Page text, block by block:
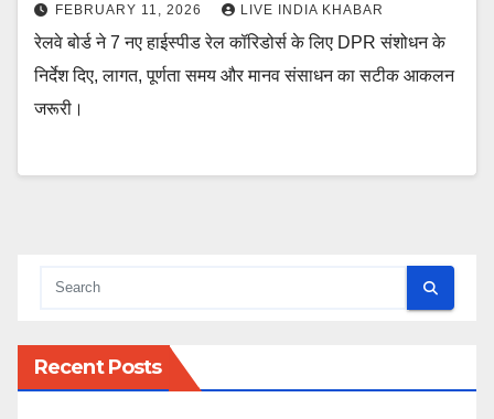
FEBRUARY 11, 2026 LIVE INDIA KHABAR
रेलवे बोर्ड ने 7 नए हाईस्पीड रेल कॉरिडोर्स के लिए DPR संशोधन के
निर्देश दिए, लागत, पूर्णता समय और मानव संसाधन का सटीक आकलन
जरूरी।
Recent Posts